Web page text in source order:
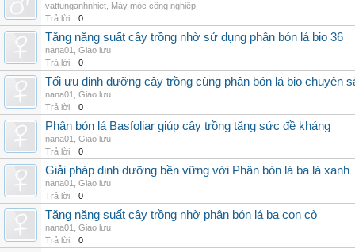
vattunganhnhiet Máy móc công nghiệp
Trả lời:
0
Tăng năng suất cây trồng nhờ sử dụng phân bón lá bio 36
nana01
Giao lưu
Trả lời:
0
Tối ưu dinh dưỡng cây trồng cùng phân bón lá bio chuyên
nana01
Giao lưu
Trả lời:
0
Phân bón lá Basfoliar giúp cây trồng tăng sức đề kháng
nana01
Giao lưu
Trả lời:
0
Giải pháp dinh dưỡng bền vững với Phân bón lá ba lá xanh
nana01
Giao lưu
Trả lời:
0
Tăng năng suất cây trồng nhờ phân bón lá ba con cò
nana01
Giao lưu
Trả lời:
0